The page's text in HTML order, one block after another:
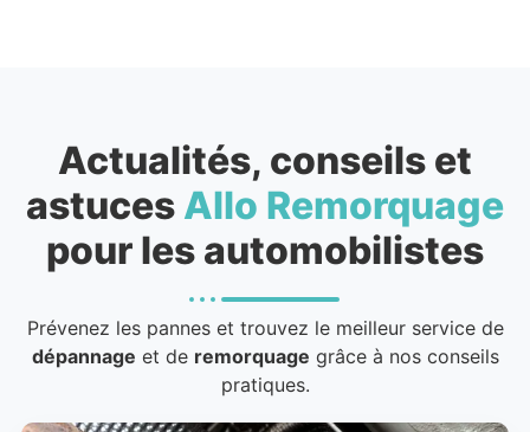
Actualités, conseils et
astuces Allo Remorquage
pour les automobilistes
Prévenez les pannes et trouvez le meilleur service de
dépannage et de remorquage grâce à nos conseils
pratiques.